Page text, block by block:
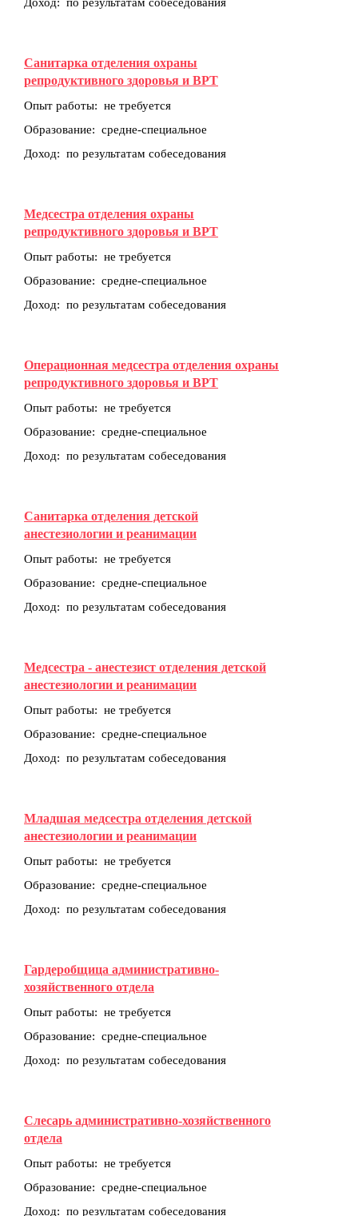
Санитарка отделения охраны
репродуктивного здоровья и ВРТ
Опыт работы: не требуется
Образование: средне-специальное
Доход: по результатам собеседования
Медсестра отделения охраны
репродуктивного здоровья и ВРТ
Опыт работы: не требуется
Образование: средне-специальное
Доход: по результатам собеседования
Операционная медсестра отделения охраны
репродуктивного здоровья и ВРТ
Опыт работы: не требуется
Образование: средне-специальное
Доход: по результатам собеседования
Санитарка отделения детской
анестезиологии и реанимации
Опыт работы: не требуется
Образование: средне-специальное
Доход: по результатам собеседования
Медсестра - анестезист отделения детской
анестезиологии и реанимации
Опыт работы: не требуется
Образование: средне-специальное
Доход: по результатам собеседования
Младшая медсестра отделения детской
анестезиологии и реанимации
Опыт работы: не требуется
Образование: средне-специальное
Доход: по результатам собеседования
Гардеробщица административно-
хозяйственного отдела
Опыт работы: не требуется
Образование: средне-специальное
Доход: по результатам собеседования
Слесарь административно-хозяйственного
отдела
Опыт работы: не требуется
Образование: средне-специальное
Доход: по результатам собеседования